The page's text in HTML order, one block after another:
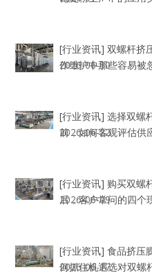
[行业资讯] 双螺杆挤
作维护中那些容易被
2026-06-30
[行业资讯] 选择双螺
前，如何客观评估供
2026-06-22
[行业资讯] 购买双螺
后，客户常问的四个
2026-06-09
[行业资讯] 食品挤压
何抓住机遇选对双螺
2026-06-17